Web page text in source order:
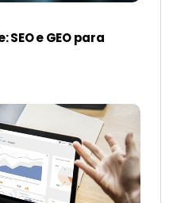
e GEO para